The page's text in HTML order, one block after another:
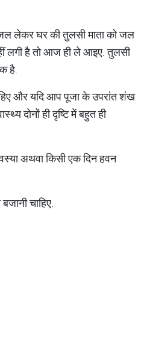
लेकर घर की तुलसी माता को जल
लगी है तो आज ही ले आइए. तुलसी
है.
और यदि आप पूजा के उपरांत शंख
दोनों ही दृष्टि में बहुत ही
अथवा किसी एक दिन हवन
चाहिए.